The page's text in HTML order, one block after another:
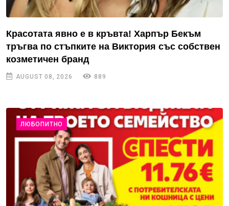
Красотата явно е в кръвта! Харпър Бекъм
тръгва по стъпките на Виктория със собствен
козметичен бранд
AUGUST 08, 2026 889
ЛЮБОПИТНО